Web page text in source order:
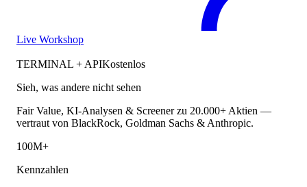
Live Workshop
TERMINAL + APIKostenlos
Sieh, was andere nicht sehen
Fair Value, KI-Analysen & Screener zu 20.000+ Aktien —
vertraut von BlackRock, Goldman Sachs & Anthropic.
100M+
Kennzahlen